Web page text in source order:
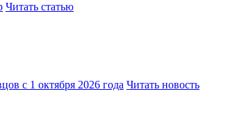
Читать статью
с 1 октября 2026 года Читать новость